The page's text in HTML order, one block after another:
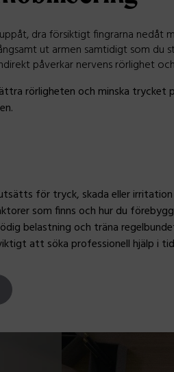
dra försiktigt fingrarna nedåt
ut armen samtidigt som du
påverkar nervens rörlighet
rörligheten och minska trycket
för tryck, skada eller
som finns och hur du
belastning och träna
att söka professionell hjälp i